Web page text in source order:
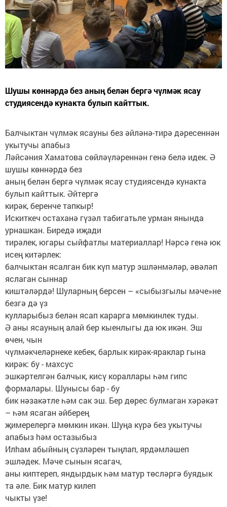
Шушы көннәрдә без аның белән бергә чүлмәк ясау
студиясендә кунакта булып кайттык.
Балчыктан чүлмәк ясауны без әйләнә-тирә дәресеннән
укытучы апабыз
Ләйсәния Хаматова сөйләүләреннән генә белә идек. Ә
шушы көннәрдә без
аның белән бергә чүлмәк ясау студиясендә кунакта
булып кайттык. Әйтергә
кирәк, беренче тапкыр!
Искиткеч остаханә гүзәл табигатьле урман янында
урнашкан. Биредә иҗади
тирәлек, югары сыйфатлы материаллар! Нәрсә генә юк
исең китәрлек:
балчыктан ясалган бик күп матур эшләнмәләр, әвәләп
яслаган сыннар
киштәләрдә! Шуларның берсен – «сыбызгылы мәче»не
безгә дә үз
кулларыбыз белән ясап карарга мөмкинлек туды.
Ә аны ясауның алай бер кыенлыгы да юк икән. Эш
өчен, чын
чүлмәкчеләрнеке кебек, барлык кирәк-яраклар гына
кирәк: бу - махсус
эшкәртелгән балчык, кисү кораллары һәм гипс
формалары. Шунысы бар - бу
бик нәзакәтле һәм сак эш. Бер дөрес булмаган хәрәкәт
– һәм ясаган әйберең
җимерелергә мөмкин икән. Шуңа күрә без укытучы
апабыз hәм остазыбыз
Илhам абыйның сүзләрен тыңлап, ярдәмләшеп
эшләдек. Мәче сынын ясагач,
аны киптереп, яндырдык һәм матур төсләргә буядык
та әле. Бик матур килеп
чыкты үзе!